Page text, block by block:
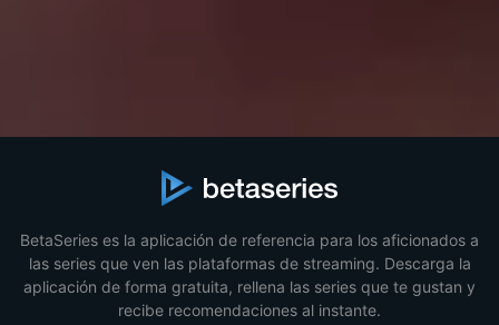
BetaSeries es la aplicación de referencia para los aficionados a
las series que ven las plataformas de streaming. Descarga la
aplicación de forma gratuita, rellena las series que te gustan y
recibe recomendaciones al instante.